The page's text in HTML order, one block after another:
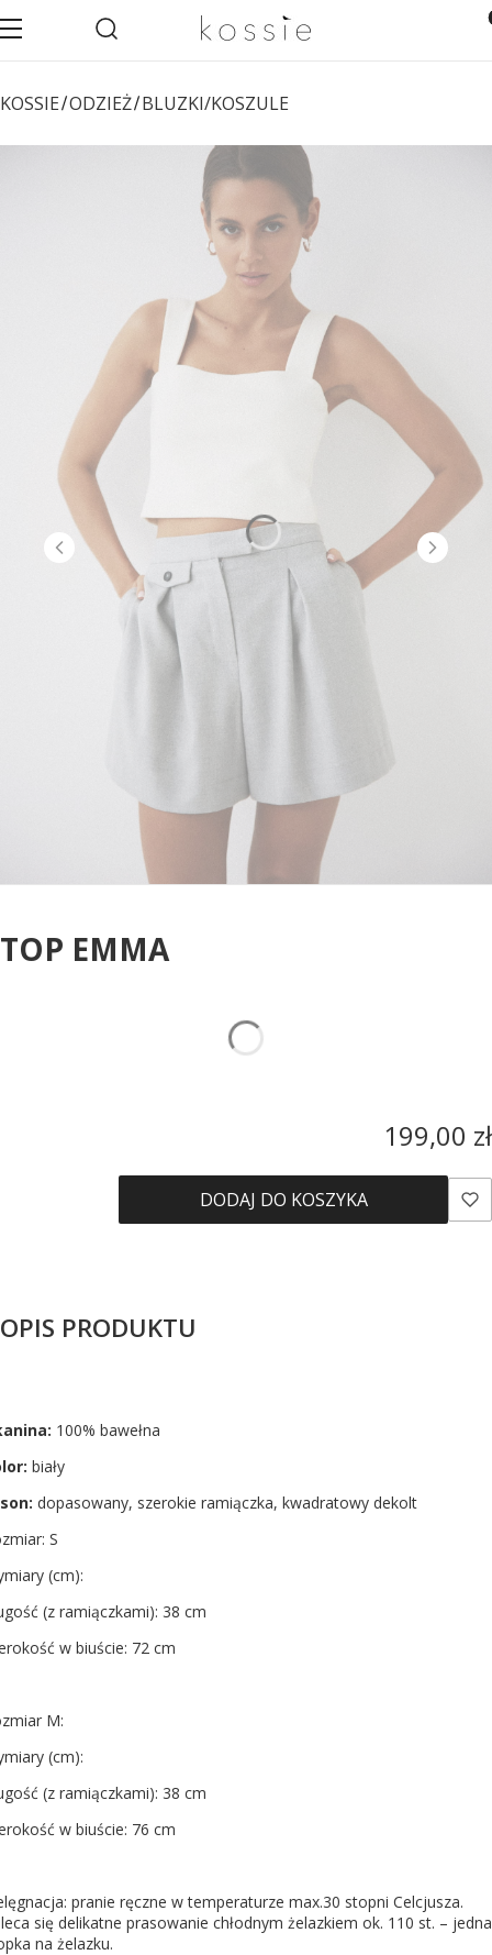
Menu Otwórz wyszukiwarkę
Szukaj
KOSSIE ODZIEŻ BLUZKI/KOSZULE
TOP EMMA
Cena
199,00 zł
DODAJ DO KOSZYKA
OPIS PRODUKTU
100% bawełna
biały
dopasowany, szerokie ramiączka, kwadratowy dekolt
S
(cm):
(z ramiączkami): 38 cm
w biuście: 72 cm
M:
(cm):
(z ramiączkami): 38 cm
w biuście: 76 cm
pranie ręczne w temperaturze max.30 stopni Celcjusza.
się delikatne prasowanie chłodnym żelazkiem ok. 110 st. – jedna
na żelazku.